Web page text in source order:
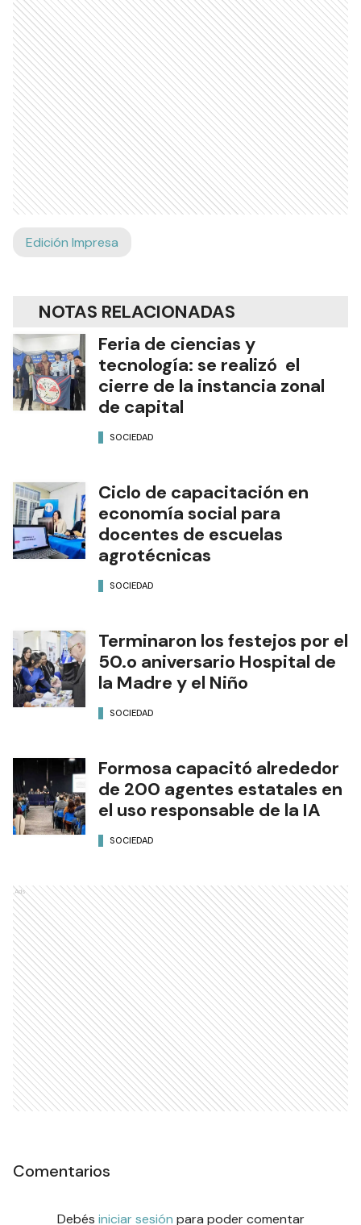
Edición Impresa
NOTAS RELACIONADAS
Feria de ciencias y
tecnología: se realizó el
cierre de la instancia zonal
de capital
SOCIEDAD
Ciclo de capacitación en
economía social para
docentes de escuelas
agrotécnicas
SOCIEDAD
Terminaron los festejos por el
50.o aniversario Hospital de
la Madre y el Niño
SOCIEDAD
Formosa capacitó alrededor
de 200 agentes estatales en
el uso responsable de la IA
SOCIEDAD
Ads
Comentarios
Debés iniciar sesión para poder comentar